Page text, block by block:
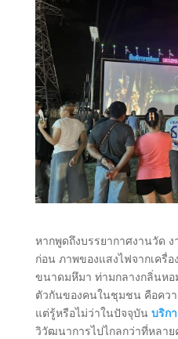
หากพูดถึงบรรยากาศงานวัด
ก่อน ภาพของแสงไฟจากเครื่
ขนาดมหึมา ท่ามกลางกลิ่นห
ตัวกันของคนในชุมชน คือคว
แต่รู้หรือไม่ว่าในปัจจุบัน บริก
วิวัฒนาการไปไกลกว่าที่หลา